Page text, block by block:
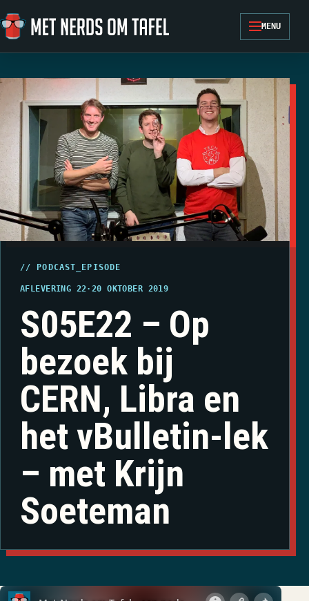
Ga naar de inhoud
MENU
// PODCAST_EPISODE
AFLEVERING 22· 20 OKTOBER 2019
S05E22 – Op
bezoek bij
CERN, Libra en
het vBulletin-lek
– met Krijn
Soeteman